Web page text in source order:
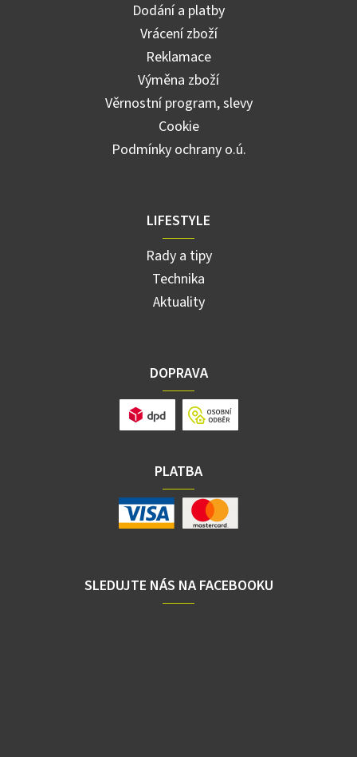
Dodání a platby
Vrácení zboží
Reklamace
Výměna zboží
Věrnostní program, slevy
Cookie
Podmínky ochrany o.ú.
LIFESTYLE
Rady a tipy
Technika
Aktuality
DOPRAVA
PLATBA
SLEDUJTE NÁS NA FACEBOOKU